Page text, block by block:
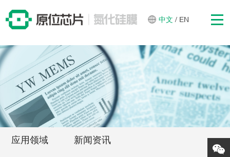
中文 / EN
应用领域 新闻资讯